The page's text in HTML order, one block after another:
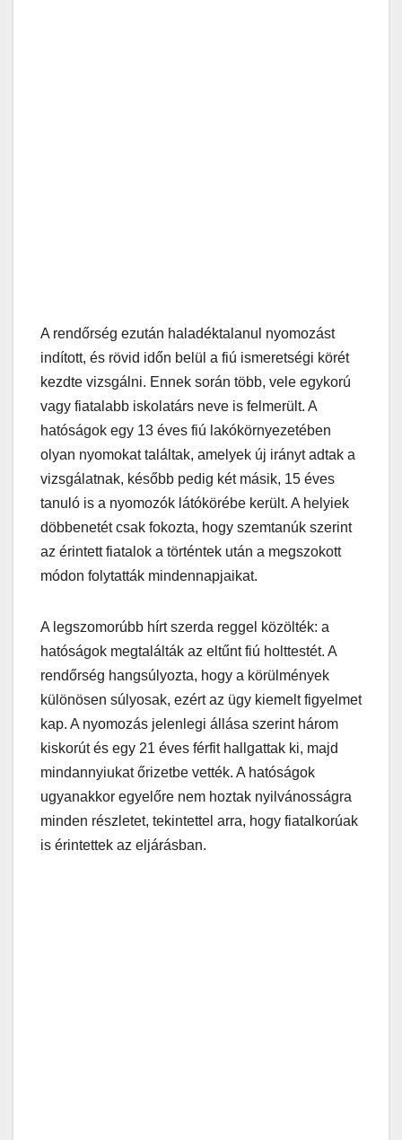
A rendőrség ezután haladéktalanul nyomozást
indított, és rövid időn belül a fiú ismeretségi körét
kezdte vizsgálni. Ennek során több, vele egykorú
vagy fiatalabb iskolatárs neve is felmerült. A
hatóságok egy 13 éves fiú lakókörnyezetében
olyan nyomokat találtak, amelyek új irányt adtak a
vizsgálatnak, később pedig két másik, 15 éves
tanuló is a nyomozók látókörébe került. A helyiek
döbbenetét csak fokozta, hogy szemtanúk szerint
az érintett fiatalok a történtek után a megszokott
módon folytatták mindennapjaikat.
A legszomorúbb hírt szerda reggel közölték: a
hatóságok megtalálták az eltűnt fiú holttestét. A
rendőrség hangsúlyozta, hogy a körülmények
különösen súlyosak, ezért az ügy kiemelt figyelmet
kap. A nyomozás jelenlegi állása szerint három
kiskorút és egy 21 éves férfit hallgattak ki, majd
mindannyiukat őrizetbe vették. A hatóságok
ugyanakkor egyelőre nem hoztak nyilvánosságra
minden részletet, tekintettel arra, hogy fiatalkorúak
is érintettek az eljárásban.